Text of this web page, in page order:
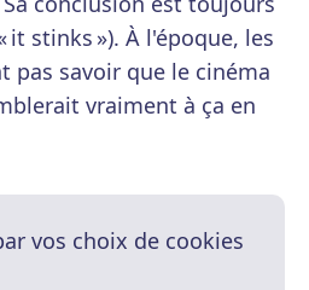
it stinks »). À l'époque, les
pas savoir que le cinéma
vraiment à ça en
vos choix de cookies